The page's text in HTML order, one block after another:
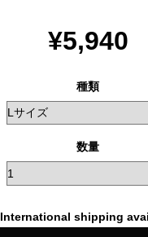
¥5,940
種類
数量
International shipping